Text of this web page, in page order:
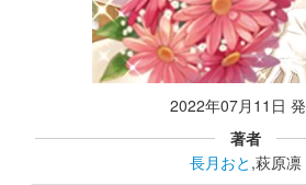
2022年07月11日
著者
長月おと ,萩原凛